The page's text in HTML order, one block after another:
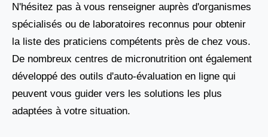
N'hésitez pas à vous renseigner auprès d'organismes
spécialisés ou de laboratoires reconnus pour obtenir
la liste des praticiens compétents près de chez vous.
De nombreux centres de micronutrition ont également
développé des outils d'auto-évaluation en ligne qui
peuvent vous guider vers les solutions les plus
adaptées à votre situation.